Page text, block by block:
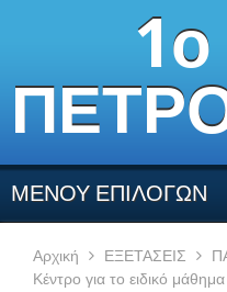
ΜΕΝΟΥ ΕΠΙΛΟΓΩΝ
Αρχική ΕΞΕΤΑΣΕΙΣ
Κέντρο για το ειδικό